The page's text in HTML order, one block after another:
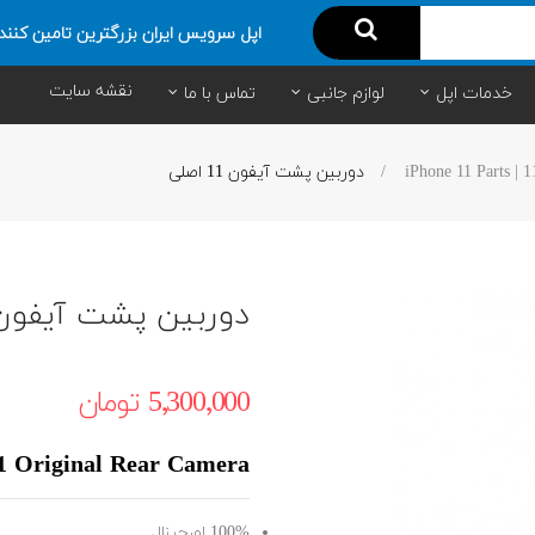
اپل سرویس ایران بزرگترین تامین
خدمات اپل لوازم جانبی تماس با ما نقشه سایت
دوربین پشت آیفون 11 اصلی
دوربین پشت آیفون 11
5٬300٬000 ‎تومان
Original Rear Camera